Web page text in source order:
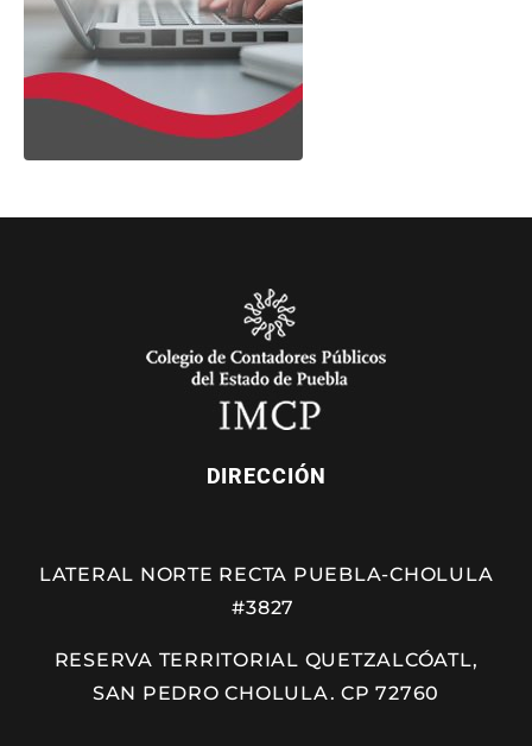
DIRECCIÓN
LATERAL NORTE RECTA PUEBLA-CHOLULA
#3827
RESERVA TERRITORIAL QUETZALCÓATL,
SAN PEDRO CHOLULA. CP 72760